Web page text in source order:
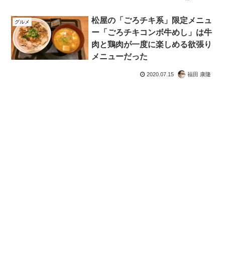
グルメ
松屋の「ごろチキ系」限定メニュ
ー「ごろチキコンボ牛めし」は牛
肉と鶏肉が一度に楽しめる欲張り
メニューだった
2020.07.15 福田 康隆